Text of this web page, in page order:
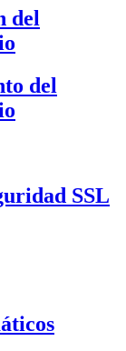
del
del
SSL